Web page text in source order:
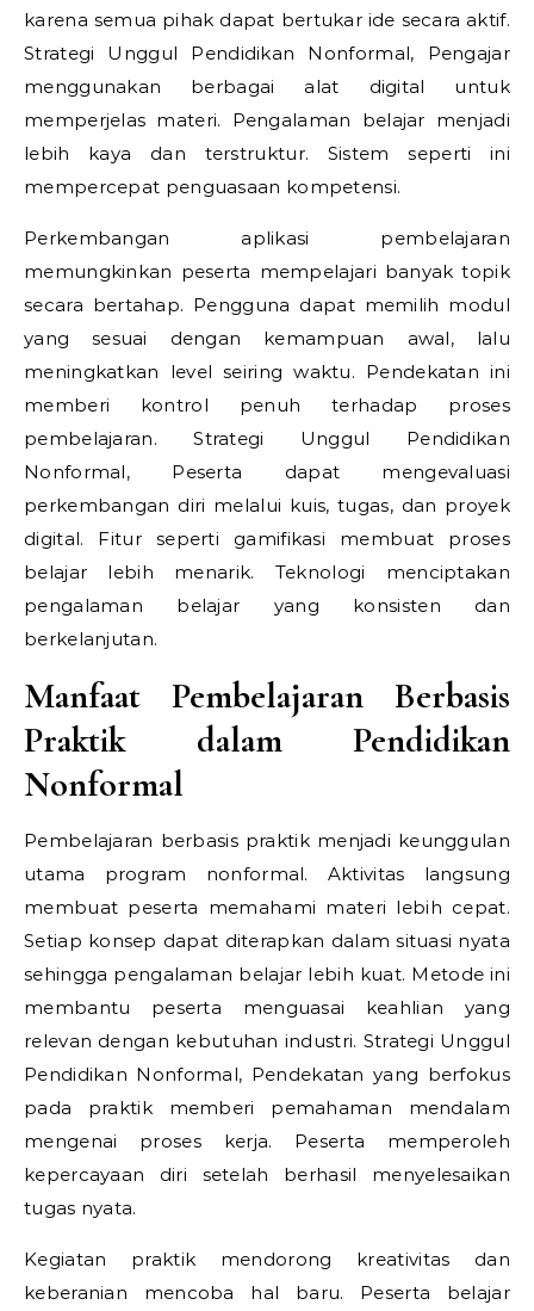
karena semua pihak dapat bertukar ide secara aktif.
Strategi Unggul Pendidikan Nonformal, Pengajar
menggunakan berbagai alat digital untuk
memperjelas materi. Pengalaman belajar menjadi
lebih kaya dan terstruktur. Sistem seperti ini
mempercepat penguasaan kompetensi.
Perkembangan aplikasi pembelajaran
memungkinkan peserta mempelajari banyak topik
secara bertahap. Pengguna dapat memilih modul
yang sesuai dengan kemampuan awal, lalu
meningkatkan level seiring waktu. Pendekatan ini
memberi kontrol penuh terhadap proses
pembelajaran.Strategi Unggul Pendidikan
Nonformal, Peserta dapat mengevaluasi
perkembangan diri melalui kuis, tugas, dan proyek
digital. Fitur seperti gamifikasi membuat proses
belajar lebih menarik. Teknologi menciptakan
pengalaman belajar yang konsisten dan
berkelanjutan.
Manfaat Pembelajaran Berbasis
Praktik dalam Pendidikan
Nonformal
Pembelajaran berbasis praktik menjadi keunggulan
utama program nonformal. Aktivitas langsung
membuat peserta memahami materi lebih cepat.
Setiap konsep dapat diterapkan dalam situasi nyata
sehingga pengalaman belajar lebih kuat. Metode ini
membantu peserta menguasai keahlian yang
relevan dengan kebutuhan industri. Strategi Unggul
Pendidikan Nonformal, Pendekatan yang berfokus
pada praktik memberi pemahaman mendalam
mengenai proses kerja. Peserta memperoleh
kepercayaan diri setelah berhasil menyelesaikan
tugas nyata.
Kegiatan praktik mendorong kreativitas dan
keberanian mencoba hal baru. Peserta belajar